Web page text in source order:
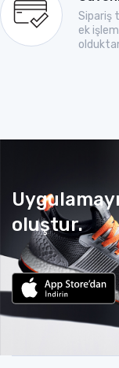
Sipariş
ek
oluştur.